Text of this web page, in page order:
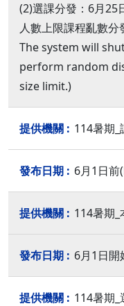
(2)選課分發：6月25
人數上限課程亂數分
The system will
perform random
size limit.)
114暑期
6月1日
114暑期
6月1日
114暑期_